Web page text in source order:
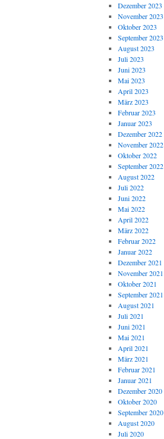
Dezember 2023
November 2023
Oktober 2023
September 2023
August 2023
Juli 2023
Juni 2023
Mai 2023
April 2023
März 2023
Februar 2023
Januar 2023
Dezember 2022
November 2022
Oktober 2022
September 2022
August 2022
Juli 2022
Juni 2022
Mai 2022
April 2022
März 2022
Februar 2022
Januar 2022
Dezember 2021
November 2021
Oktober 2021
September 2021
August 2021
Juli 2021
Juni 2021
Mai 2021
April 2021
März 2021
Februar 2021
Januar 2021
Dezember 2020
Oktober 2020
September 2020
August 2020
Juli 2020